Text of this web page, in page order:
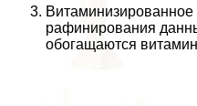
Витаминизированное
рафинирования
обогащаются